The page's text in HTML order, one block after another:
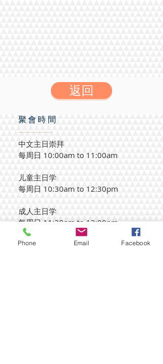
返回
聚會時間
中文主日崇拜
每周日 10:00am to 11:00am
儿童主日学
每周日 10:30am to 12:30pm
成人主日学
​每周日 11:30am to 12:00pm
Phone Email Facebook